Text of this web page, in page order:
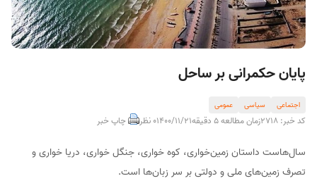
پایان حکمرانی بر ساحل
اجتماعی سیاسی عمومی
کد خبر: 2718 زمان مطالعه 5 دقیقه 1400/11/210 نظر چاپ خبر
سال‌هاست داستان زمین‌خواری، کوه خواری، جنگل خواری، دریا خواری و
تصرف زمین‌های ملی و دولتی بر سر زبان‌ها است.